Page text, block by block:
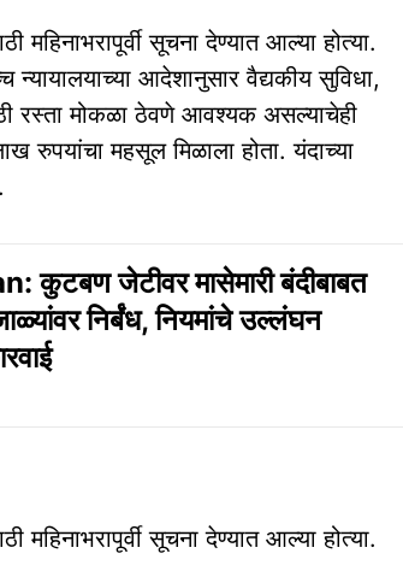
महिनाभरापूर्वी सूचना देण्यात आल्या होत्या.
न्यायालयाच्या आदेशानुसार वैद्यकीय सुविधा,
रस्ता मोकळा ठेवणे आवश्यक असल्याचेही
रुपयांचा महसूल मिळाला होता. यंदाच्या
जेटीवर मासेमारी बंदीबाबत
निर्बंध, नियमांचे उल्लंघन
महिनाभरापूर्वी सूचना देण्यात आल्या होत्या.